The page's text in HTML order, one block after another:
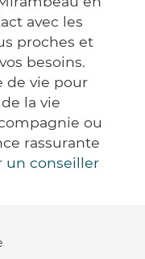
avec les
proches et
besoins.
de vie pour
la vie
ou
rassurante
un conseiller